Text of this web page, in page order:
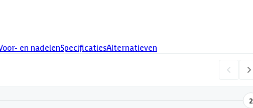
en nadelenSpecificatiesAlternatieven
2